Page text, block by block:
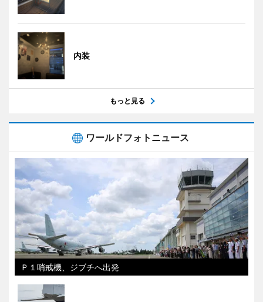
内装
もっと見る
ワールドフォトニュース
Ｐ１哨戒機、ジブチへ出発